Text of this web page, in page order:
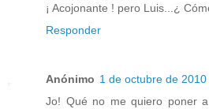
¡ Acojonante ! pero Luis...¿
Responder
Anónimo 1 de octubre de
Jo! Qué no me quiero poner